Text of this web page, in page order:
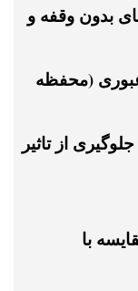
بدون وقفه و
(محفظه
از تاثیر
با